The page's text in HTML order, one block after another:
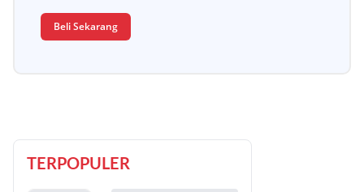
Beli Sekarang
TERPOPULER